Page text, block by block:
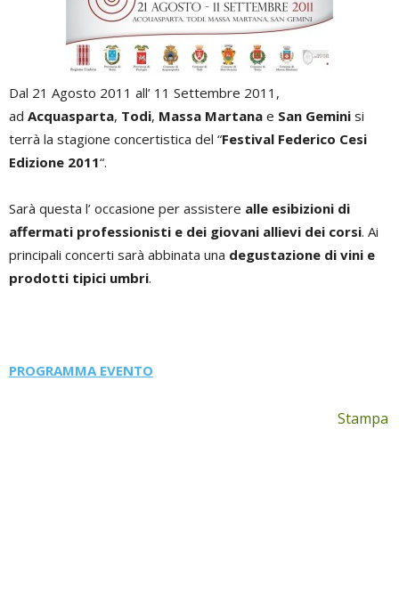
Dal 21 Agosto 2011 all’ 11 Settembre 2011,
ad Acquasparta, Todi, Massa Martana e San Gemini si
terrà la stagione concertistica del “Festival Federico Cesi
Edizione 2011“.
Sarà questa l’ occasione per assistere alle esibizioni di
affermati professionisti e dei giovani allievi dei corsi. Ai
principali concerti sarà abbinata una degustazione di vini e
prodotti tipici umbri.
PROGRAMMA EVENTO
Stampa